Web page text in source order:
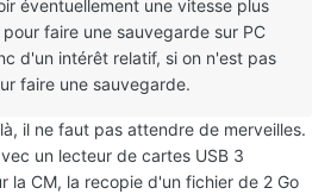
éventuellement une vitesse plus
pour faire une sauvegarde sur PC
d'un intérêt relatif, si on n'est pas
faire une sauvegarde.
il ne faut pas attendre de merveilles.
un lecteur de cartes USB 3
la CM, la recopie d'un fichier de 2 Go